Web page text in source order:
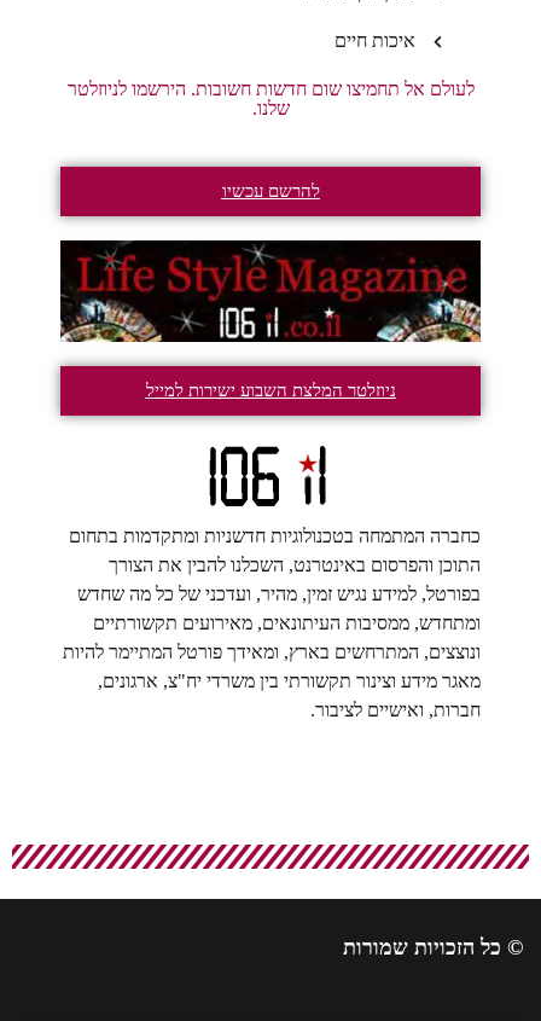
איכות חיים
לעולם אל תחמיצו שום חדשות חשובות. הירשמו לניוזלטר
שלנו.
להרשם עכשיו
ניוזלטר המלצת השבוע ישירות למייל
כחברה המתמחה בטכנולוגיות חדשניות ומתקדמות בתחום
התוכן והפרסום באינטרנט, השכלנו להבין את הצורך
בפורטל, למידע נגיש זמין, מהיר, ועדכני של כל מה שחדש
ומתחדש, ממסיבות העיתונאים, מאירועים תקשורתיים
ונוצצים, המתרחשים בארץ, ומאידך פורטל המתיימר להיות
מאגר מידע וצינור תקשורתי בין משרדי יח"צ, ארגונים,
חברות, ואישיים לציבור.
© כל הזכויות שמורות